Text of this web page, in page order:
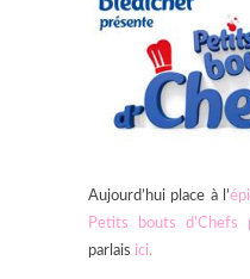
Aujourd’hui place à l’
Petits bouts d’Chefs
parlais ici.